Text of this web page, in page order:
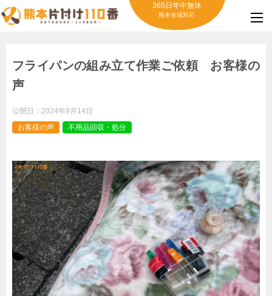
365日年中無休
熊本全域対応
フライパンの組み立て作業ご依頼 お客様の
声
公開日： 2024年9月14日
お客様の声
不用品回収・処分